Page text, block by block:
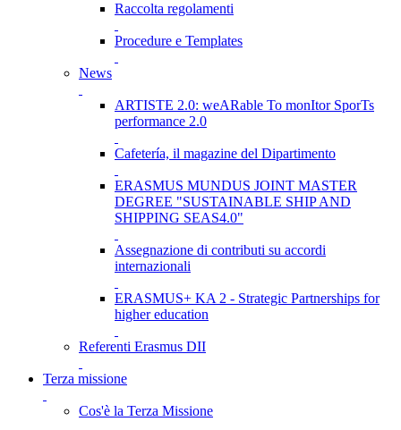
Raccolta regolamenti
Procedure e Templates
News
ARTISTE 2.0: weARable To monItor SporTs
performance 2.0
Cafetería, il magazine del Dipartimento
ERASMUS MUNDUS JOINT MASTER
DEGREE "SUSTAINABLE SHIP AND
SHIPPING SEAS4.0"
Assegnazione di contributi su accordi
internazionali
ERASMUS+ KA 2 - Strategic Partnerships for
higher education
Referenti Erasmus DII
Terza missione
Cos'è la Terza Missione